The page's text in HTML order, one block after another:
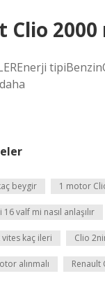
Clio
beygir 1 motor
valf mi nasıl anlaşılır
kaç ileri Clio
alınmalı Renault